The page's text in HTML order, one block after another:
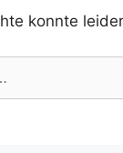
konnte